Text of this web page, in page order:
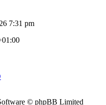
7:31 pm
© phpBB Limited